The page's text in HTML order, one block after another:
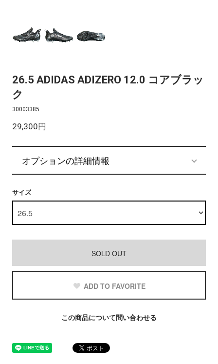
26.5 ADIDAS ADIZERO 12.0 コアブラッ
ク
30003385
29,300円
オプションの詳細情報
サイズ
SOLD OUT
ADD TO FAVORITE
この商品について問い合わせる